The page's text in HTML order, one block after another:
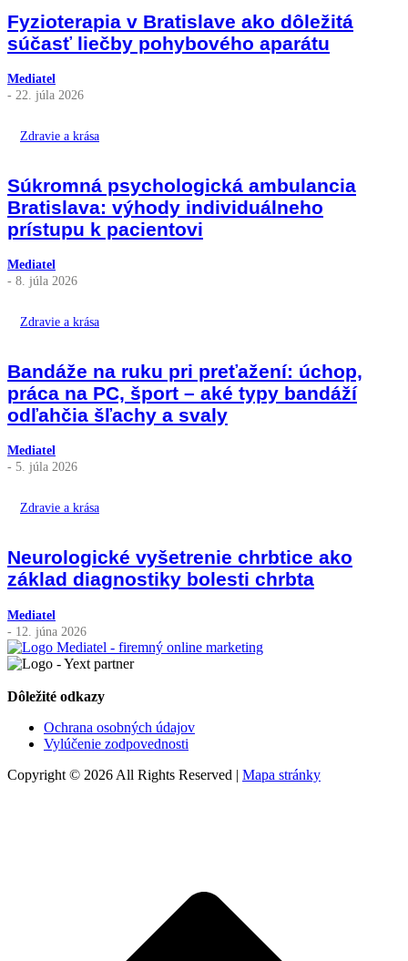
Fyzioterapia v Bratislave ako dôležitá
súčasť liečby pohybového aparátu
Mediatel
- 22. júla 2026
Zdravie a krása
Súkromná psychologická ambulancia
Bratislava: výhody individuálneho
prístupu k pacientovi
Mediatel
- 8. júla 2026
Zdravie a krása
Bandáže na ruku pri preťažení: úchop,
práca na PC, šport – aké typy bandáží
odľahčia šľachy a svaly
Mediatel
- 5. júla 2026
Zdravie a krása
Neurologické vyšetrenie chrbtice ako
základ diagnostiky bolesti chrbta
Mediatel
- 12. júna 2026
Dôležité odkazy
Ochrana osobných údajov
Vylúčenie zodpovednosti
Copyright © 2026 All Rights Reserved | Mapa stránky